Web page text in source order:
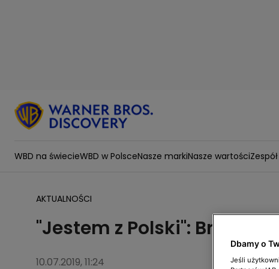
WBD na świecieWBD w PolsceNasze markiNasze wartości
AKTUALNOŚCI
"Jestem z Polski": Brazylia
10.07.2019, 11:24
Dbamy o
Jeśli